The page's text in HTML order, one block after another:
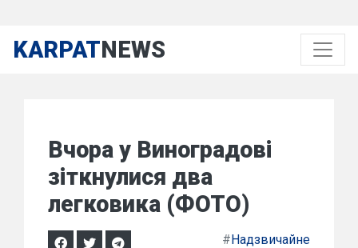
KARPATNEWS
Вчора у Виноградові
зіткнулися два
легковика (ФОТО)
#Надзвичайне